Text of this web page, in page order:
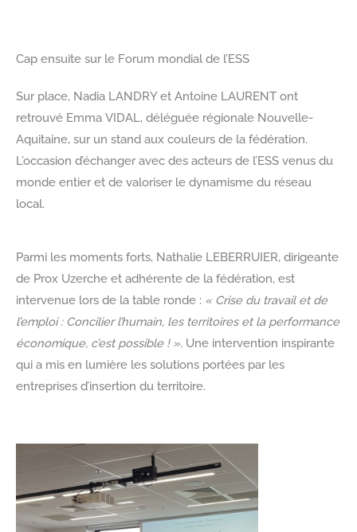
Cap ensuite sur le Forum mondial de l’ESS
Sur place, Nadia LANDRY et Antoine LAURENT ont
retrouvé Emma VIDAL, déléguée régionale Nouvelle-
Aquitaine, sur un stand aux couleurs de la fédération.
L’occasion d’échanger avec des acteurs de l’ESS venus du
monde entier et de valoriser le dynamisme du réseau
local.
Parmi les moments forts, Nathalie LEBERRUIER, dirigeante
de Prox Uzerche et adhérente de la fédération, est
intervenue lors de la table ronde : « Crise du travail et de
l’emploi : Concilier l’humain, les territoires et la performance
économique, c’est possible ! ». Une intervention inspirante
qui a mis en lumière les solutions portées par les
entreprises d’insertion du territoire.